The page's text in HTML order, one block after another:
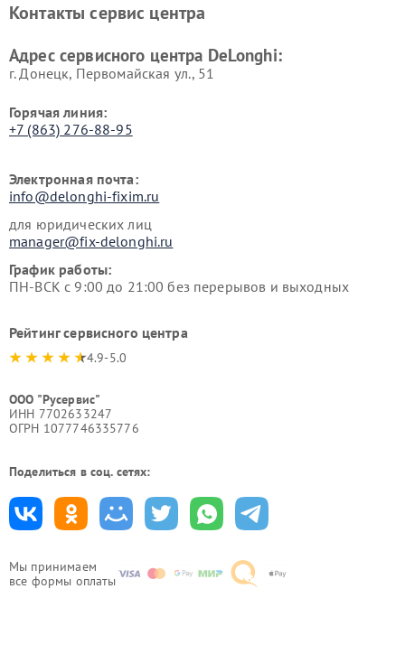
Мы принимаем
все формы оплаты
DeLonghi
DeLonghi
Контакты сервис центра
Адрес сервисного центра DeLonghi:
г. Донецк, Первомайская ул., 51
Горячая линия:
+7 (863) 276-88-95
Электронная почта:
info@delonghi-fixim.ru
для юридических лиц
manager@fix-delonghi.ru
График работы:
ПН-ВСК с 9:00 до 21:00 без перерывов и выходных
Рейтинг сервисного центра
4.9-5.0
ООО "Русервис"
ИНН 7702633247
ОГРН 1077746335776
Поделиться в соц. сетях: